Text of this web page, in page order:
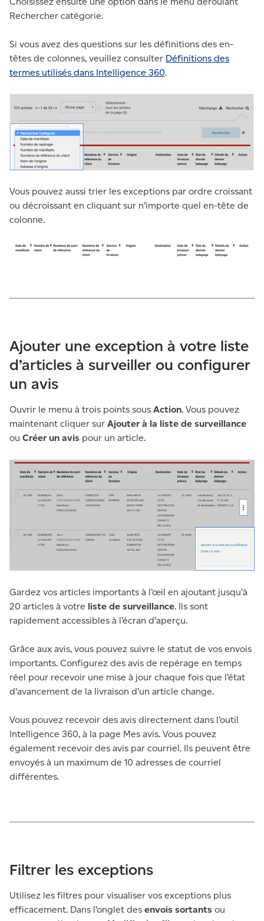
Rechercher catégorie.
Si vous avez des questions sur les définitions des en-
têtes de colonnes, veuillez consulter Définitions des
termes utilisés dans Intelligence 360.
Vous pouvez aussi trier les exceptions par ordre croissant
ou décroissant en cliquant sur n’importe quel en-tête de
colonne.
Ajouter une exception à votre liste
d’articles à surveiller ou configurer
un avis
Ouvrir le menu à trois points sous Action. Vous pouvez
maintenant cliquer sur Ajouter à la liste de surveillance
ou Créer un avis pour un article.
Gardez vos articles importants à l’œil en ajoutant jusqu’à
20 articles à votre liste de surveillance. Ils sont
rapidement accessibles à l’écran d’aperçu.
Grâce aux avis, vous pouvez suivre le statut de vos envois
importants. Configurez des avis de repérage en temps
réel pour recevoir une mise à jour chaque fois que l’état
d’avancement de la livraison d’un article change.
Vous pouvez recevoir des avis directement dans l’outil
Intelligence 360, à la page Mes avis. Vous pouvez
également recevoir des avis par courriel. Ils peuvent être
envoyés à un maximum de 10 adresses de courriel
différentes.
Filtrer les exceptions
Utilisez les filtres pour visualiser vos exceptions plus
efficacement. Dans l’onglet des envois sortants ou